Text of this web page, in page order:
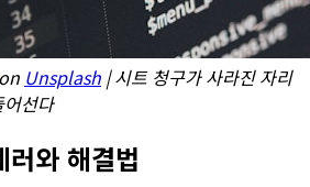
Unsplash | 시트 청구가 사라진 자리
선다
러와 해결법